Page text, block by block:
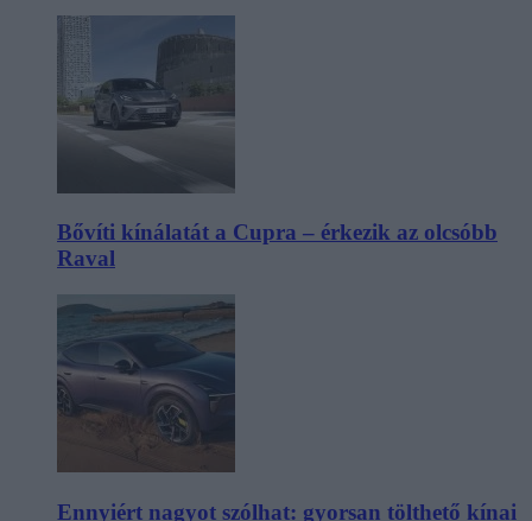
Bővíti kínálatát a Cupra – érkezik az olcsóbb
Raval
Ennyiért nagyot szólhat: gyorsan tölthető kínai